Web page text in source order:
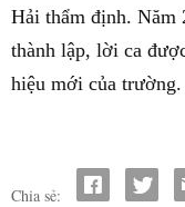
Hải thẩm định. Năm
thành lập, lời ca
hiệu mới của trường.
Chia sẻ: